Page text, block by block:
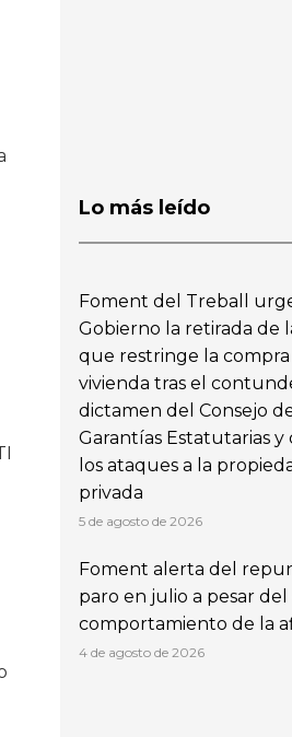
Lo más leído
Foment del Treball
Gobierno la retirada de
que restringe la
vivienda tras el
dictamen del Consejo
Garantías Estatutarias
los ataques a la
privada
5 de agosto de 2026
Foment alerta del
paro en julio a pesar
comportamiento de la
4 de agosto de 2026